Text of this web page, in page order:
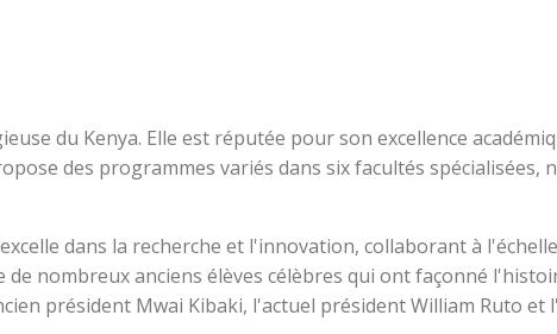
du Kenya. Elle est réputée pour son excellence
des programmes variés dans six facultés spécialisées,
dans la recherche et l'innovation, collaborant à
nombreux anciens élèves célèbres qui ont façonné
président Mwai Kibaki, l'actuel président William Ruto